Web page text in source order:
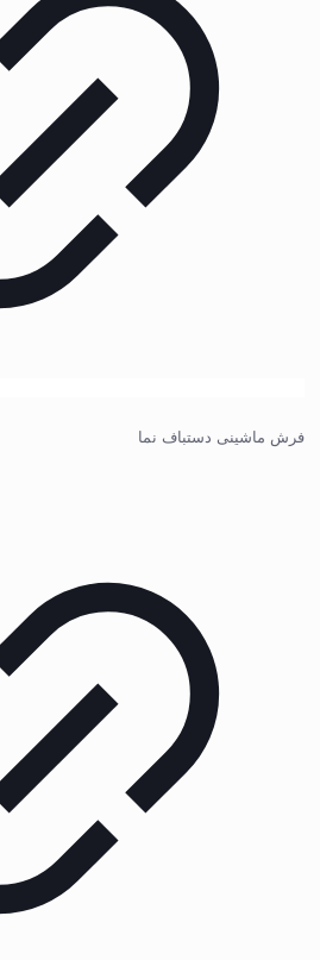
فرش ماشینی دستباف نما